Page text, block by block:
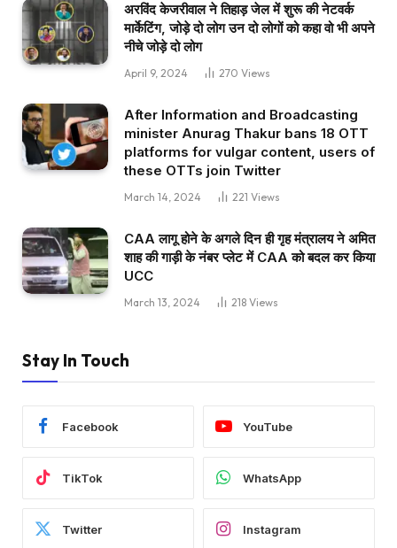
अरविंद केजरीवाल ने तिहाड़ जेल में शुरू की नेटवर्क
मार्केटिंग, जोड़े दो लोग उन दो लोगों को कहा वो भी अपने
नीचे जोड़े दो लोग
April 9, 2024 270 Views
After Information and Broadcasting
minister Anurag Thakur bans 18 OTT
platforms for vulgar content, users of
these OTTs join Twitter
March 14, 2024 221 Views
CAA लागू होने के अगले दिन ही गृह मंत्रालय ने अमित
शाह की गाड़ी के नंबर प्लेट में CAA को बदल कर किया
UCC
March 13, 2024 218 Views
Stay In Touch
Facebook YouTube
TikTok WhatsApp
Twitter Instagram